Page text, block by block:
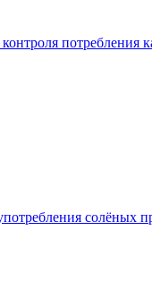
потребления
солёных